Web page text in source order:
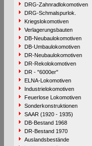
DRG-Zahnradlokomotiven
DRG-Schmalspurlok.
Kriegslokomotiven
Verlagerungsbauten
DB-Neubaulokomotiven
DB-Umbaulokomotiven
DR-Neubaulokomotiven
DR-Rekolokomotiven
DR - "6000er"
ELNA-Lokomotiven
Industrielokomotiven
Feuerlose Lokomotiven
Sonderkonstruktionen
SAAR (1920 - 1935)
DB-Bestand 1968
DR-Bestand 1970
Auslandsbestände